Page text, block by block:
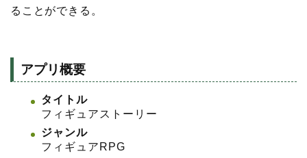
ることができる。
アプリ概要
タイトル
フィギュアストーリー
ジャンル
フィギュアRPG